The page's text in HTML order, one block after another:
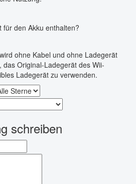
den Akku enthalten?
ohne Kabel und ohne Ladegerät
Original-Ladegerät des Wii-
Ladegerät zu verwenden.
schreiben